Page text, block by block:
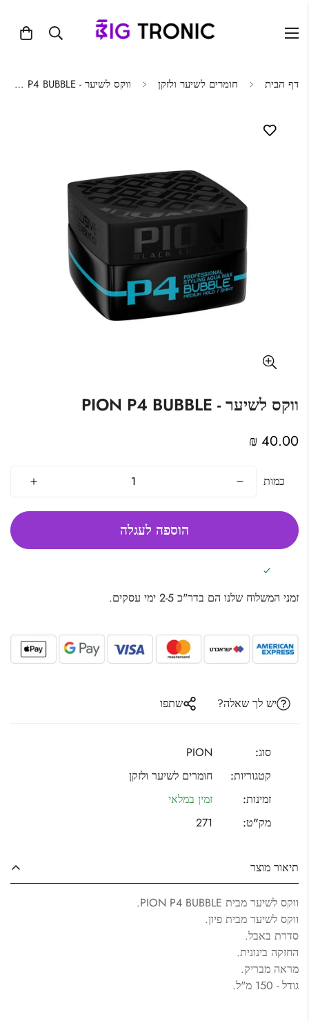
דף הבית חומרים לשיער ולזקן ווקס לשיער - PION P4 BUBBLE
ווקס לשיער - PION P4 BUBBLE
מחיר
40.00 ₪
כמות
הוספה לעגלה
זמני המשלוח שלנו הם בדר"כ 2-5 ימי עסקים.
יש לך שאלה? שתפו
סוג:
PION
קטגוריות:
חומרים לשיער ולזקן
זמינות:
זמין במלאי
מק"ט:
271
תיאור מוצר
ווקס לשיער מבית PION P4 BUBBLE.
ווקס לשיער מבית פיון.
סדרת באבל.
החזקה בינונית.
מראה מבריק.
גודל - 150 מ"ל.